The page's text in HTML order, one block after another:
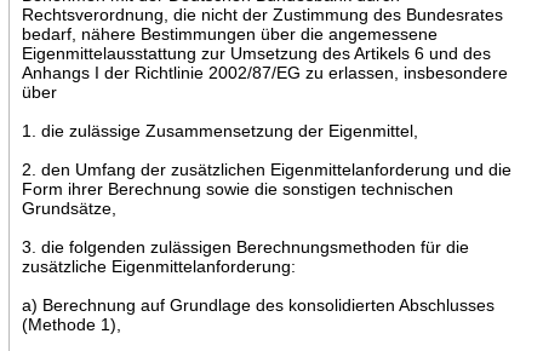
Rechtsverordnung, die nicht der Zustimmung des Bundesrates
bedarf, nähere Bestimmungen über die angemessene
Eigenmittelausstattung zur Umsetzung des Artikels 6 und des
Anhangs I der Richtlinie 2002/87/EG zu erlassen, insbesondere
über
1. die zulässige Zusammensetzung der Eigenmittel,
2. den Umfang der zusätzlichen Eigenmittelanforderung und die
Form ihrer Berechnung sowie die sonstigen technischen
Grundsätze,
3. die folgenden zulässigen Berechnungsmethoden für die
zusätzliche Eigenmittelanforderung:
a) Berechnung auf Grundlage des konsolidierten Abschlusses
(Methode 1),